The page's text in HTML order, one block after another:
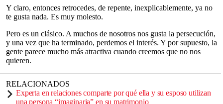
seconds
Y claro, entonces retrocedes, de repente, inexplicablemente, ya no
te gusta nada. Es muy molesto.
Pero es un clásico. A muchos de nosotros nos gusta la persecución,
y una vez que ha terminado, perdemos el interés. Y por supuesto, la
gente parece mucho más atractiva cuando creemos que no nos
quieren.
RELACIONADOS
Experta en relaciones comparte por qué ella y su esposo utilizan
una persona “imaginaria” en su matrimonio